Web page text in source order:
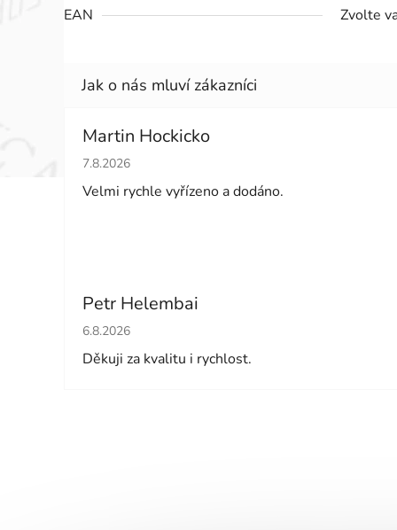
EAN
Zvolte
Martin Hockicko
Hodnocení obchodu je 5 z 5 hvězdiček.
7.8.2026
Velmi rychle vyřízeno a dodáno.
Petr Helembai
Hodnocení obchodu je 5 z 5 hvězdiček.
6.8.2026
Děkuji za kvalitu i rychlost.